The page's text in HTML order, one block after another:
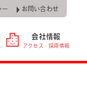
ー お問い合わせ
会社情報
アクセス・採用情報